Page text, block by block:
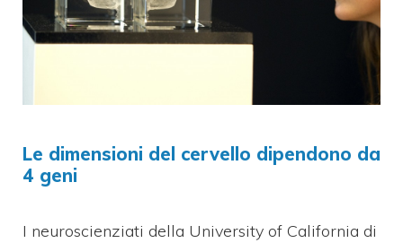
Le dimensioni del cervello dipendono da
4 geni
I neuroscienziati della University of California di